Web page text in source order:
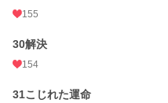
155
30解決
154
31こじれた運命